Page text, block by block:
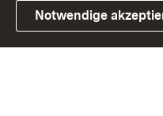
Link zum Landesportal
Notwendige